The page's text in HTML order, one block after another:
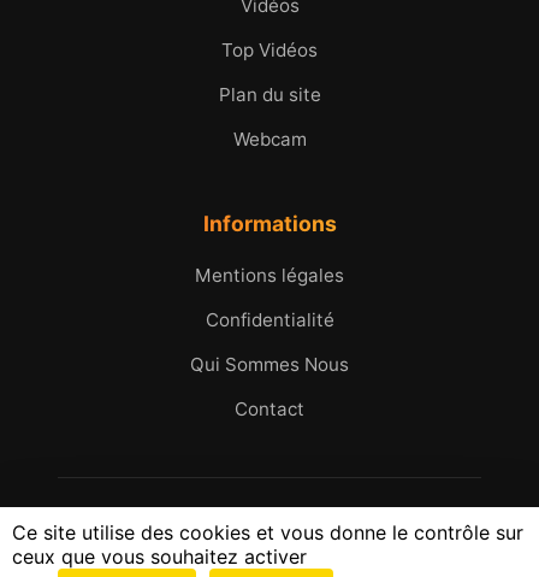
Vidéos
Top Vidéos
Plan du site
Webcam
Informations
Mentions légales
Confidentialité
Qui Sommes Nous
Contact
© 2005 - 2026 Micromax.tv. Tous droits réservés.
25 ans d'images et d'histoires du Golfe de Saint-
Ce site utilise des cookies et vous donne le contrôle sur
ceux que vous souhaitez activer